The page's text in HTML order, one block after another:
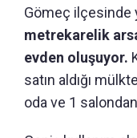
Gömeç ilçesinde
metrekarelik
evden oluşuyor.
satın aldığı
oda ve 1